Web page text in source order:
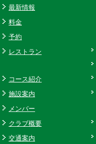
最新情報
料金
予約
レストラン
コース紹介
施設案内
メンバー
クラブ概要
交通案内